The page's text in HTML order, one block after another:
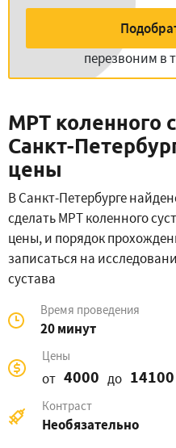
перезвоним в
МРТ коленного
Санкт-
цены
В Санкт-Петербурге
сделать МРТ коленного
цены, и порядок
записаться на
сустава
Время проведения
20 минут
Цены
от 4000 до
Контраст
Необязательно